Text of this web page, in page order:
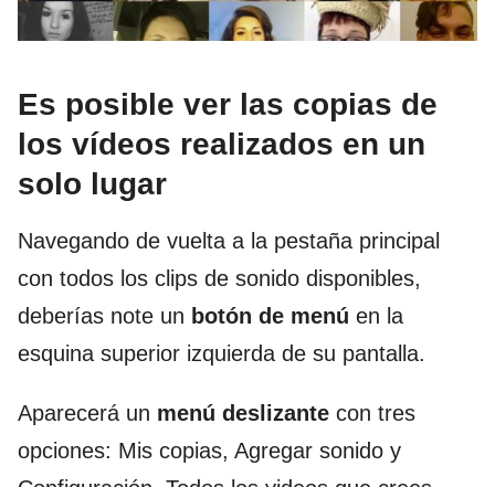
Es posible ver las copias de
los vídeos realizados en un
solo lugar
Navegando de vuelta a la pestaña principal
con todos los clips de sonido disponibles,
deberías note un botón de menú en la
esquina superior izquierda de su pantalla.
Aparecerá un menú deslizante con tres
opciones: Mis copias, Agregar sonido y